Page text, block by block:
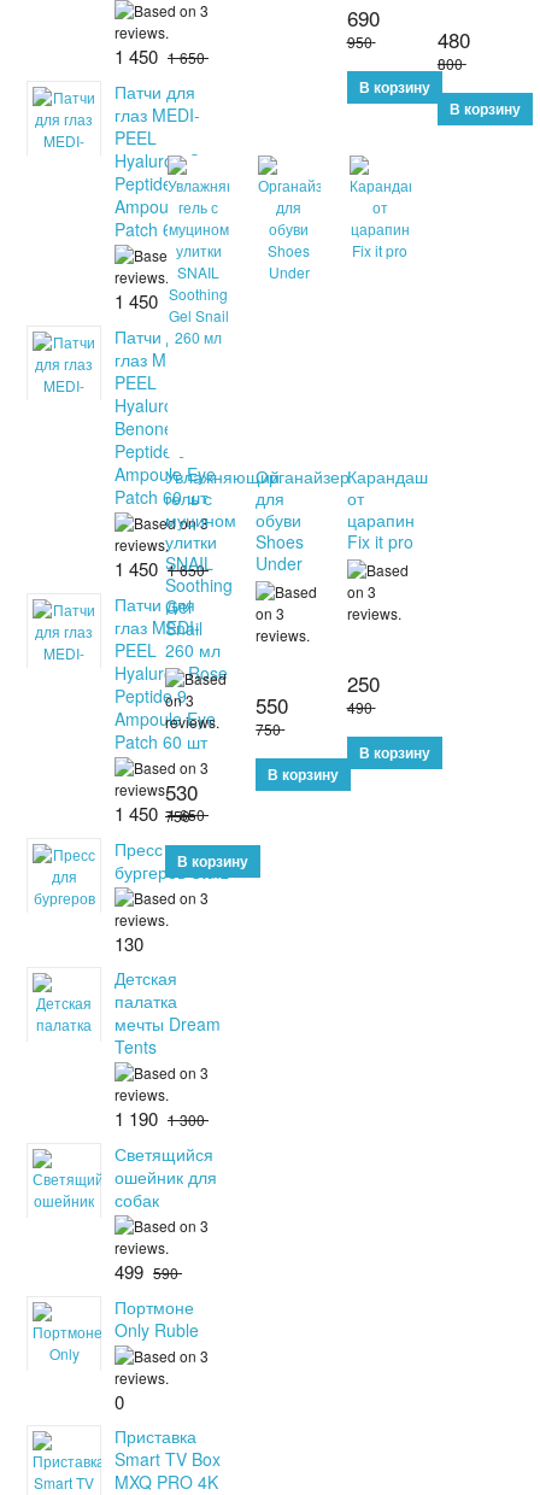
1 450 1 650
Патчи для
глаз MEDI-
PEEL
Hyaluron Cica
Peptide 9
Ampoule Eye
Patch 60 шт
1 450 1 650
Патчи для
глаз MEDI-
PEEL
Hyaluron Dark
Benone
Peptide 9
Ampoule Eye
Patch 60 шт
1 450 1 650
Патчи для
глаз MEDI-
PEEL
Hyaluron Rose
Peptide 9
Ampoule Eye
Patch 60 шт
1 450 1 650
Пресс для
бургеров Stufz
130
Детская
палатка
мечты Dream
Tents
1 190 1 300
Светящийся
ошейник для
собак
499 590
Портмоне
Only Ruble
0
Приставка
Smart TV Box
MXQ PRO 4K
690
950 480
800
Увлажняющий
гель с
муцином
улитки
SNAIL
Soothing
Gel
Snail
260 мл
530
750
Органайзер
для
обуви
Shoes
Under
550
750
Карандаш
от
царапин
Fix it pro
250
490